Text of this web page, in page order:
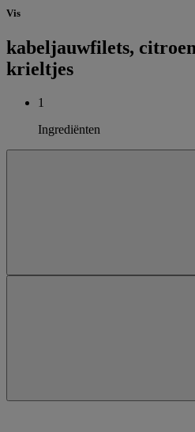
Vis
kabeljauwfilets,
krieltjes
1
Ingrediënten